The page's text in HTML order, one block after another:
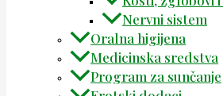
Nervni sistem
Oralna higijena
Medicinska sredstva
Program za sunčanje